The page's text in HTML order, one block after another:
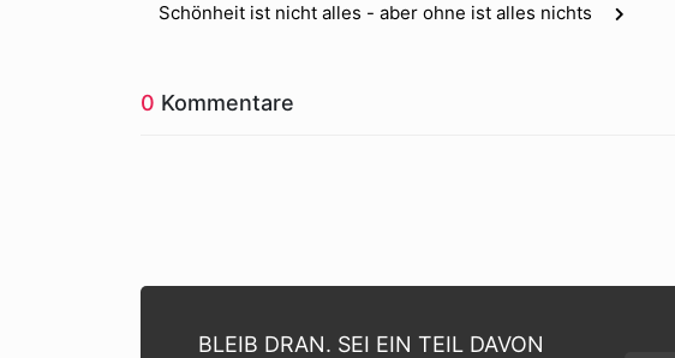
Schönheit ist nicht alles - aber ohne ist alles nichts
0 Kommentare
BLEIB DRAN. SEI EIN TEIL DAVON